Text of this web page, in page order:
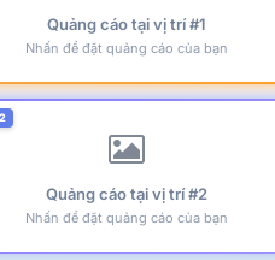
Quảng cáo tại vị trí #1
Nhấn để đặt quảng cáo của bạn
Quảng cáo tại vị trí #2
Nhấn để đặt quảng cáo của bạn